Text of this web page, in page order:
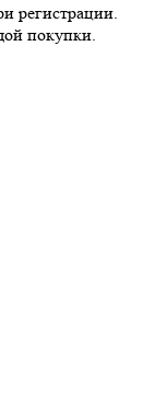
регистрации.
покупки.